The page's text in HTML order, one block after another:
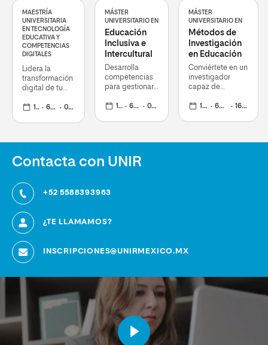
MAESTRÍA
UNIVERSITARIA
EN TECNOLOGÍA
EDUCATIVA Y
COMPETENCIAS
DIGITALES
Lidera la
transformación
digital de tu
educativo con
1 curso 60 ECTS 05 oct 2026
MÁSTER
UNIVERSITARIO EN
Educación
Inclusiva e
Intercultural
Desarrolla
competencias
para gestionar
educativos
1 curso 60 ECTS 08 jun 2026
MÁSTER
UNIVERSITARIO EN
Métodos de
Investigación
en Educación
Conviértete en un
investigador
capaz de
proyectos de
1 curso 60 ECTS 16 mar 2026
Contacta con UNIR
+52 5588393963
¿TE LLAMAMOS?
INSCRIPCIONES@UNIRMEXICO.MX